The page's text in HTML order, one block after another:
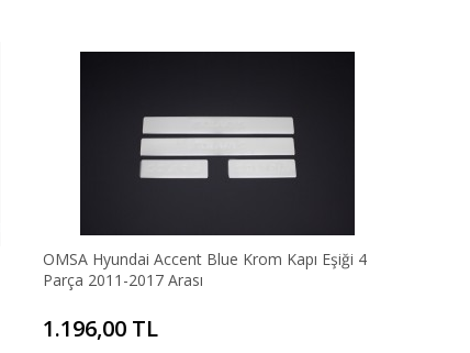
OMSA Hyundai Accent Blue Krom Kapı Eşiği 4
Parça 2011-2017 Arası
1.196,00 TL